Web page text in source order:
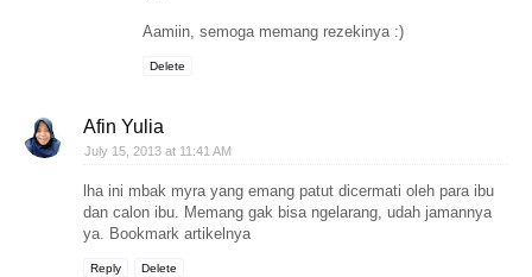
Aamiin, semoga memang rezekinya :)
Delete
Afin Yulia
July 15, 2013 at 11:41 AM
lha ini mbak myra yang emang patut dicermati oleh para ibu
dan calon ibu. Memang gak bisa ngelarang, udah jamannya
ya. Bookmark artikelnya
Reply Delete